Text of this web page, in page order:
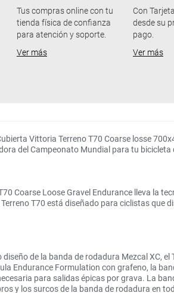
Tus compras online con tu
tienda física de confianza
para atención y soporte.
Ver más
Con
desde su
pago.
Ver más
Vittoria Terreno T70 Coarse losse
del Campeonato Mundial para tu bicicleta
Coarse Loose Gravel Endurance lleva la
T70 está diseñado para ciclistas
de la banda de rodadura Mezcal XC,
Endurance Formulation con grafeno, la
para salidas épicas por grava. La
y los surcos de la banda de rodadura en